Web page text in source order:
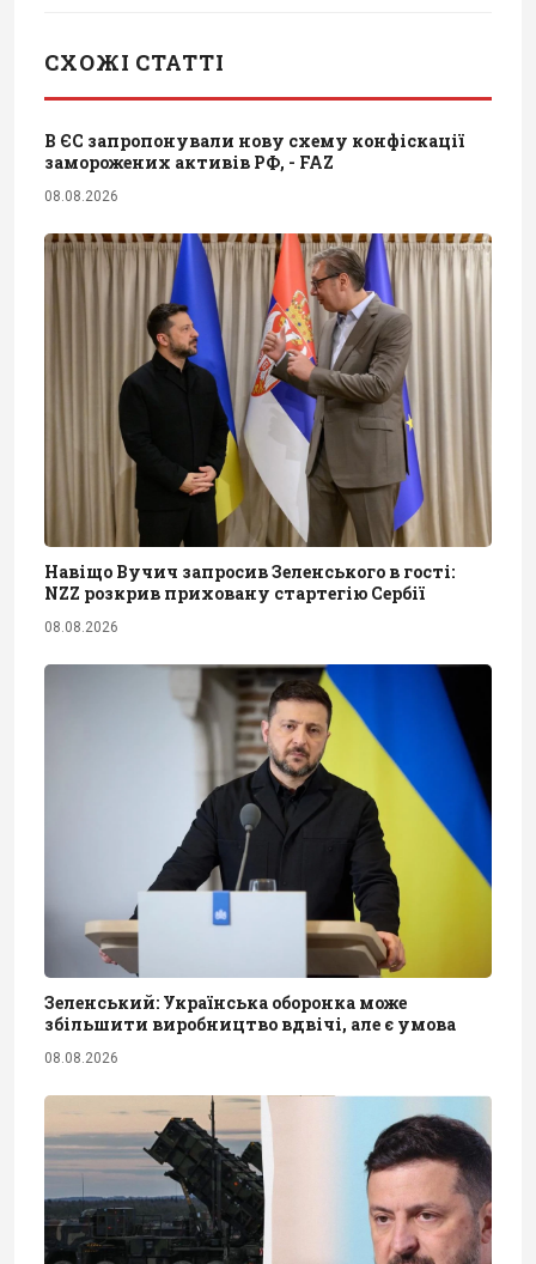
СХОЖІ СТАТТІ
В ЄС запропонували нову схему конфіскації
заморожених активів РФ, - FAZ
08.08.2026
Навіщо Вучич запросив Зеленського в гості:
NZZ розкрив приховану стартегію Сербії
08.08.2026
Зеленський: Українська оборонка може
збільшити виробництво вдвічі, але є умова
08.08.2026